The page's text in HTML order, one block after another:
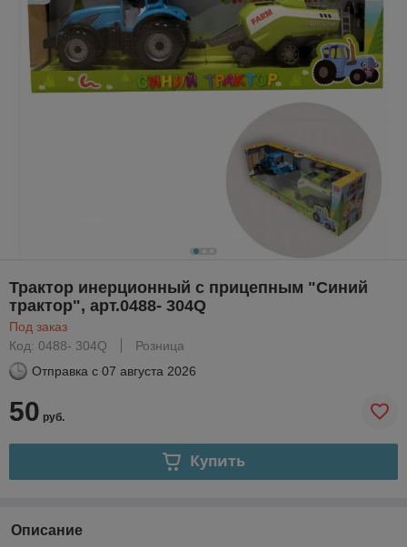
Трактор инерционный с прицепным "Синий
трактор", арт.0488- 304Q
Под заказ
Код: 0488- 304Q
Розница
Отправка с 07 августа 2026
50 руб.
Купить
Описание